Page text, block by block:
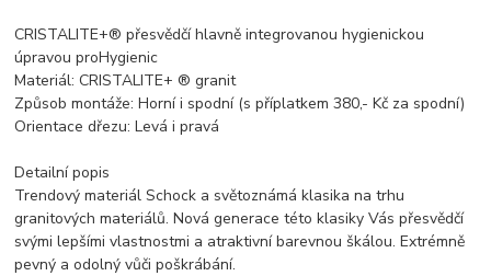
CRISTALITE+® přesvědčí hlavně integrovanou hygienickou
úpravou proHygienic
Materiál: CRISTALITE+ ® granit
Způsob montáže: Horní i spodní (s příplatkem 380,- Kč za spodní)
Orientace dřezu: Levá i pravá
Detailní popis
Trendový materiál Schock a světoznámá klasika na trhu
granitových materiálů. Nová generace této klasiky Vás přesvědčí
svými lepšími vlastnostmi a atraktivní barevnou škálou. Extrémně
pevný a odolný vůči poškrábání.